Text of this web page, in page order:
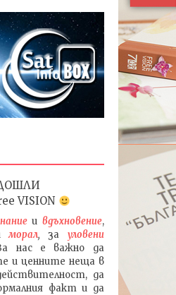
VISION
и вдъхновение,
морал, за уловени
нас е важно да
и ценните неща в
да
факт и да